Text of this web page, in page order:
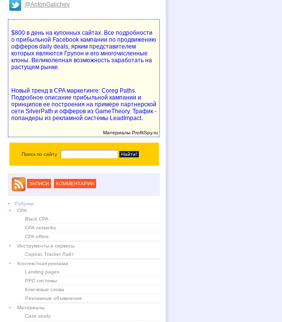
@AntonGalichev
$800 в день на купонных сайтах. Все подробности
о прибыльной Facebook кампании по продвижению
офферов daily deals, ярким представителем
которых являются Групон и его многочисленные
клоны. Великолепная возможность заработать на
растущем рынке.
Новый тренд в CPA маркетинге: Coreg Paths.
Подробное описание прибыльной кампании и
принципов ее построения на примере партнерской
сети SilverPath и офферов из GameTheory. Трафик -
попандеры из рекламной системы LeadImpact.
Материалы ProfitSpy.ru
Поиск по сайту
ЗАПИСИ КОММЕНТАРИИ
Рубрики
CPA
Black CPA
CPA networks
CPA offers
Инструменты и сервисы
Copeac Tracker Лайт
Контекстная реклама
Landing pages
PPC системы
Ключевые слова
Рекламные объявления
Материалы
Case study